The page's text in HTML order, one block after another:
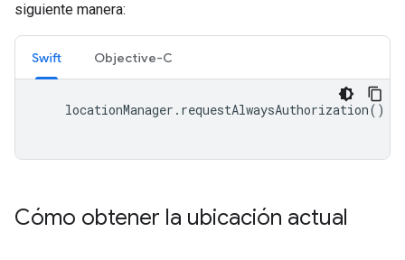
siguiente manera:
Swift Objective-C
locationManager . requestAlwaysAuthorization()
Cómo obtener la ubicación actual